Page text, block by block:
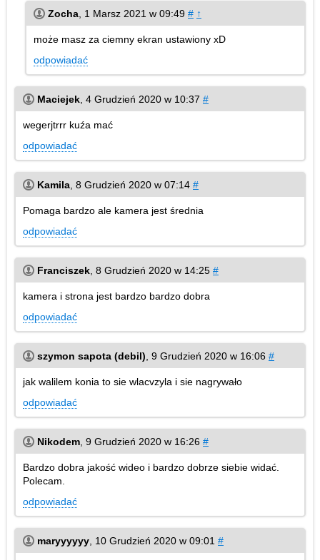
Zocha 1 Marsz 2021 w 09:49 # ↑
może masz za ciemny ekran ustawiony xD
odpowiadać
Maciejek 4 Grudzień 2020 w 10:37 #
wegerjtrrr kuźa mać
odpowiadać
Kamila 8 Grudzień 2020 w 07:14 #
Pomaga bardzo ale kamera jest średnia
odpowiadać
Franciszek 8 Grudzień 2020 w 14:25 #
kamera i strona jest bardzo bardzo dobra
odpowiadać
szymon sapota (debil) 9 Grudzień 2020 w 16:06 #
jak walilem konia to sie wlacvzyla i sie nagrywało
odpowiadać
Nikodem 9 Grudzień 2020 w 16:26 #
Bardzo dobra jakość wideo i bardzo dobrze siebie widać.
Polecam.
odpowiadać
maryyyyyy 10 Grudzień 2020 w 09:01 #